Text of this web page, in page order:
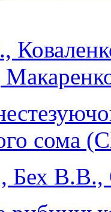
сома
Бех В.В.,